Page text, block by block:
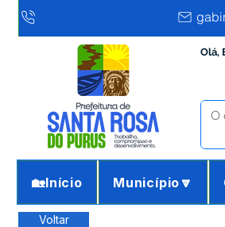
Olá,
🏡Início Município🔽
Voltar